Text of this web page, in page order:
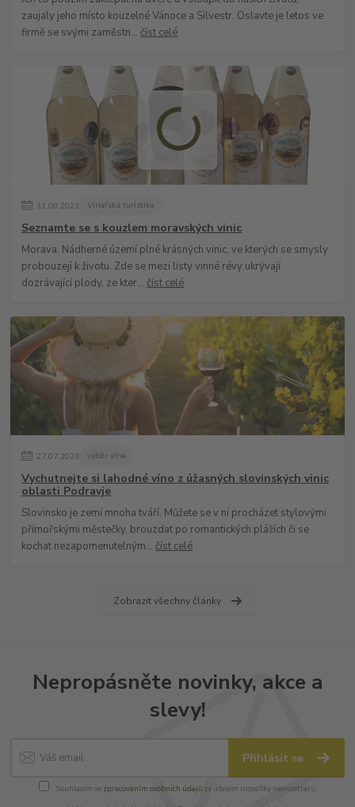
zaujaly jeho místo kouzelné Vánoce a Silvestr. Oslavte je letos ve
firmě se svými zaměstn... číst celé
31.08.2023 Vinařská turistika
Seznamte se s kouzlem moravských vinic
Morava. Nádherné území plné krásných vinic, ve kterých se smysly
probouzejí k životu. Zde se mezi listy vinné révy ukrývají
dozrávající plody, ze kter... číst celé
27.07.2023 výběr vína
Vychutnejte si lahodné víno z úžasných slovinských vinic
oblasti Podravje
Slovinsko je zemí mnoha tváří. Můžete se v ní procházet stylovými
přímořskými městečky, brouzdat po romantických plážích či se
kochat nezapomenutelným... číst celé
Zobrazit všechny články
Nepropásněte novinky, akce a
slevy!
Přihlásit se
Souhlasím se zpracováním osobních údajůza účelem rozesílky newsletteru.